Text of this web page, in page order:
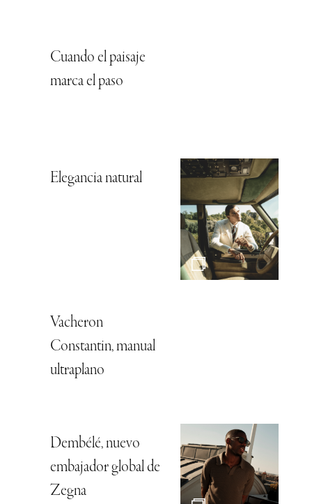
Cuando el paisaje
marca el paso
Elegancia natural
Vacheron
Constantin, manual
ultraplano
Dembélé, nuevo
embajador global de
Zegna